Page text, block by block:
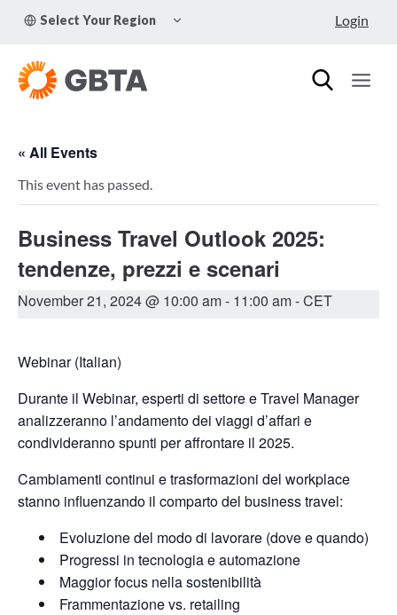
Select Your Region
CHILD
Login
« All Events
This event has passed.
Business Travel Outlook 2025:
tendenze, prezzi e scenari
November 21, 2024 @ 10:00 am- 11:00 am- CET
Webinar (Italian)
Durante il Webinar, esperti di settore e Travel Manager
analizzeranno l’andamento dei viaggi d’affari e
condivideranno spunti per affrontare il 2025.
Cambiamenti continui e trasformazioni del workplace
stanno influenzando il comparto del business travel:​
Evoluzione del modo di lavorare (dove e quando)​
Progressi in tecnologia e automazione ​
Maggior focus nella sostenibilità ​
Frammentazione vs. retailing​